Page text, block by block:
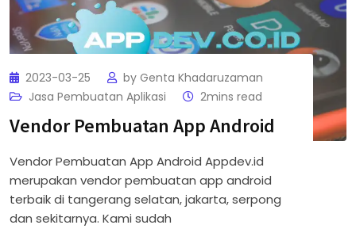
2023-03-25 by Genta Khadaruzaman
Jasa Pembuatan Aplikasi
2mins read
Vendor Pembuatan App Android
Vendor Pembuatan App Android Appdev.id
merupakan vendor pembuatan app android
terbaik di tangerang selatan, jakarta, serpong
dan sekitarnya. Kami sudah